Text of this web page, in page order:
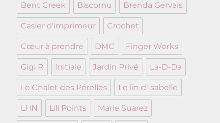
Bent Creek Biscornu Brenda Gervais
Casier d'imprimeur Crochet
Cœur à prendre DMC Finger Works
Gigi R Initiale Jardin Privé La-D-Da
Le Chalet des Pérelles Le lin d'Isabelle
LHN Lili Points Marie Suarez